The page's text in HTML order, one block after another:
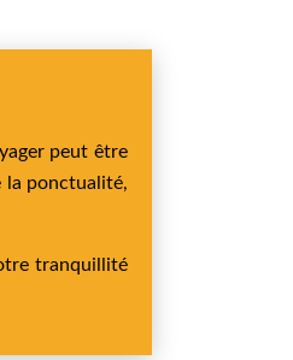
peut être
la ponctualité,
tranquillité